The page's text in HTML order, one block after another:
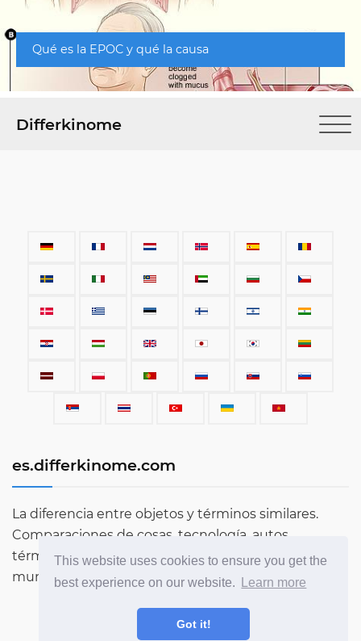
This website uses cookies to ensure you get the
best experience on our website.
Learn more
Got it!
Qué es la EPOC y qué la causa
Differkinome
es.differkinome.com
La diferencia entre objetos y términos similares.
Comparaciones de cosas, tecnología, autos,
términos, personas y todo lo que existe en este
mundo.